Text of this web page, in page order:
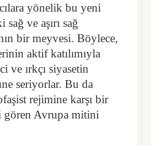
yönelik bu yeni
sağ ve aşırı sağ
bir meyvesi. Böylece,
aktif katılımıyla
ve ırkçı siyasetin
seriyorlar. Bu da
rejimine karşı bir
gören Avrupa mitini